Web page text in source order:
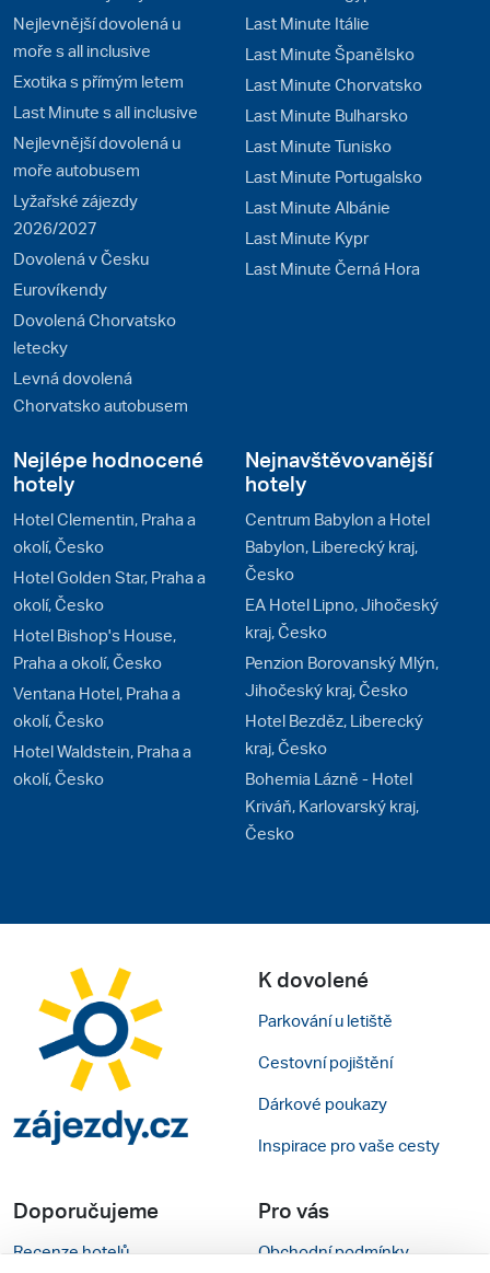
Nejlevnější dovolená u
moře s all inclusive
Exotika s přímým letem
Last Minute s all inclusive
Nejlevnější dovolená u
moře autobusem
Lyžařské zájezdy
2026/2027
Dovolená v Česku
Eurovíkendy
Dovolená Chorvatsko
letecky
Levná dovolená
Chorvatsko autobusem
Last Minute Itálie
Last Minute Španělsko
Last Minute Chorvatsko
Last Minute Bulharsko
Last Minute Tunisko
Last Minute Portugalsko
Last Minute Albánie
Last Minute Kypr
Last Minute Černá Hora
Nejlépe hodnocené
hotely
Hotel Clementin, Praha a
okolí, Česko
Hotel Golden Star, Praha a
okolí, Česko
Hotel Bishop's House,
Praha a okolí, Česko
Ventana Hotel, Praha a
okolí, Česko
Hotel Waldstein, Praha a
okolí, Česko
Nejnavštěvovanější
hotely
Centrum Babylon a Hotel
Babylon, Liberecký kraj,
Česko
EA Hotel Lipno, Jihočeský
kraj, Česko
Penzion Borovanský Mlýn,
Jihočeský kraj, Česko
Hotel Bezděz, Liberecký
kraj, Česko
Bohemia Lázně - Hotel
Kriváň, Karlovarský kraj,
Česko
K dovolené
Parkování u letiště
Cestovní pojištění
Dárkové poukazy
Inspirace pro vaše cesty
Doporučujeme
Recenze hotelů
Pro vás
Obchodní podmínky